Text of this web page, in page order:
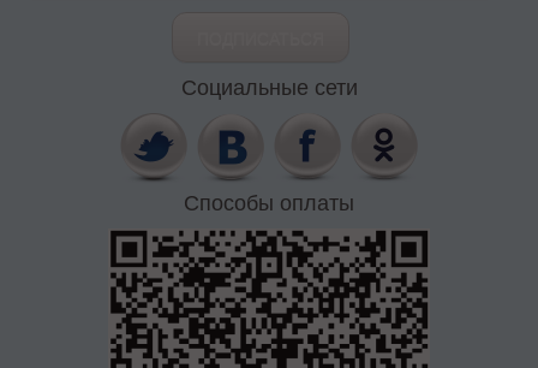
Социальные сети
Способы оплаты